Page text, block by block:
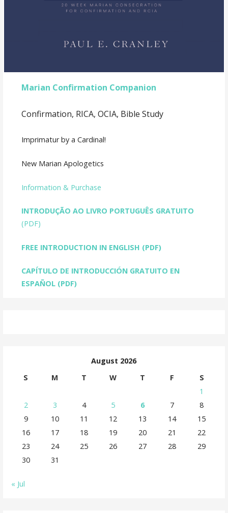
Marian Confirmation Companion
Confirmation, RICA, OCIA, Bible Study
Imprimatur by a Cardinal!
New Marian Apologetics
Information & Purchase
INTRODUÇÃO AO LIVRO PORTUGUÊS GRATUITO
(PDF)
FREE INTRODUCTION IN ENGLISH (PDF)
CAPÍTULO DE INTRODUCCIÓN GRATUITO EN
ESPAÑOL (PDF)
August 2026
S
M T W T F
S
1
2
3 4 5 6 7
8
9
10 11 12 13 14
15
16
17 18 19 20 21
22
23
24 25 26 27 28
29
30
31
« Jul